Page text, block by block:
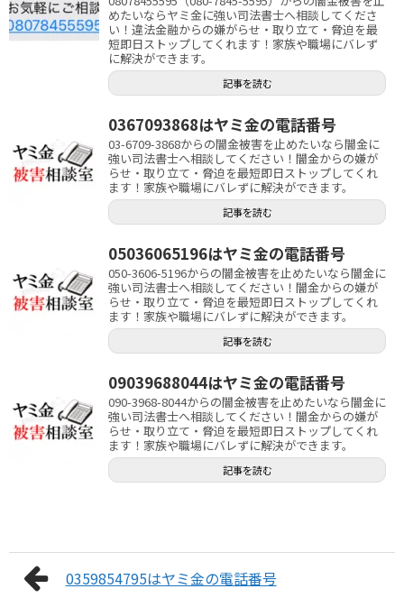
めたいならヤミ金に強い司法書士へ相談してくださ
い！違法金融からの嫌がらせ・取り立て・脅迫を最
短即日ストップしてくれます！家族や職場にバレず
に解決ができます。
記事を読む
0367093868はヤミ金の電話番号
03-6709-3868からの闇金被害を止めたいなら闇金に
強い司法書士へ相談してください！闇金からの嫌が
らせ・取り立て・脅迫を最短即日ストップしてくれ
ます！家族や職場にバレずに解決ができます。
記事を読む
05036065196はヤミ金の電話番号
050-3606-5196からの闇金被害を止めたいなら闇金に
強い司法書士へ相談してください！闇金からの嫌が
らせ・取り立て・脅迫を最短即日ストップしてくれ
ます！家族や職場にバレずに解決ができます。
記事を読む
09039688044はヤミ金の電話番号
090-3968-8044からの闇金被害を止めたいなら闇金に
強い司法書士へ相談してください！闇金からの嫌が
らせ・取り立て・脅迫を最短即日ストップしてくれ
ます！家族や職場にバレずに解決ができます。
記事を読む
0359854795はヤミ金の電話番号